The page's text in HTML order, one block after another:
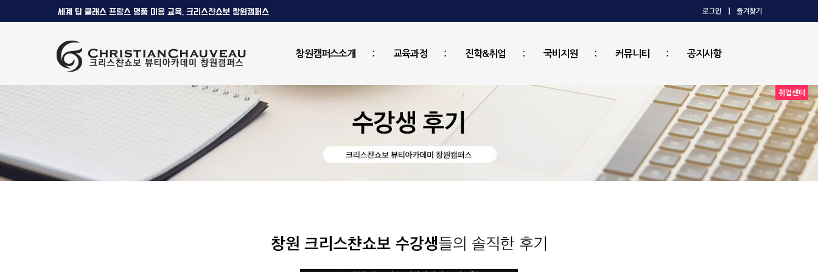
창원캠퍼스소개 교육과정 진학&취업 국비지원 커뮤니티 공지사항
취업센터